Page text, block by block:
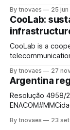
do velho
conceitos se
brevemente
By tnovaes 25 jun
CooLab:
CooLab is a
empowering
explore new
of digital access,
development of
By tnovaes 27
Argentina
Resolução 4958/
criada a
By tnovaes 23